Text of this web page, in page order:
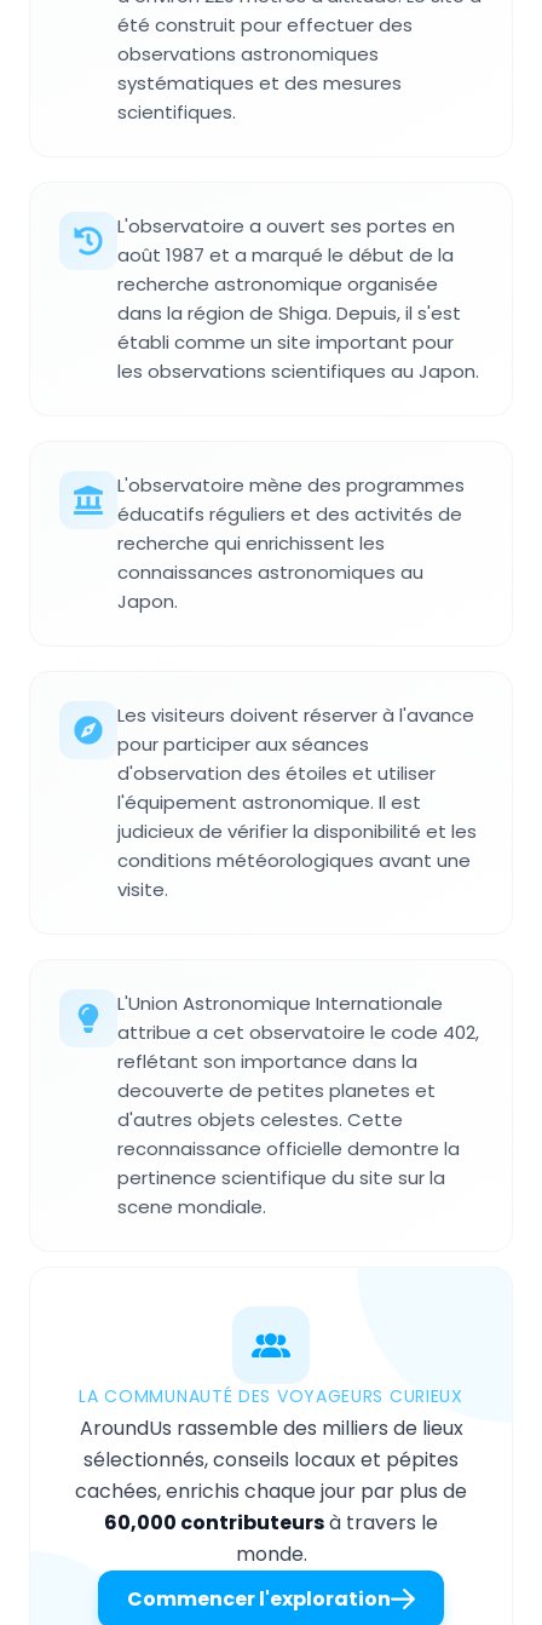
été construit pour effectuer des
observations astronomiques
systématiques et des mesures
scientifiques.
L'observatoire a ouvert ses portes en
août 1987 et a marqué le début de la
recherche astronomique organisée
dans la région de Shiga. Depuis, il s'est
établi comme un site important pour
les observations scientifiques au Japon.
L'observatoire mène des programmes
éducatifs réguliers et des activités de
recherche qui enrichissent les
connaissances astronomiques au
Japon.
Les visiteurs doivent réserver à l'avance
pour participer aux séances
d'observation des étoiles et utiliser
l'équipement astronomique. Il est
judicieux de vérifier la disponibilité et les
conditions météorologiques avant une
visite.
L'Union Astronomique Internationale
attribue a cet observatoire le code 402,
reflétant son importance dans la
decouverte de petites planetes et
d'autres objets celestes. Cette
reconnaissance officielle demontre la
pertinence scientifique du site sur la
scene mondiale.
LA COMMUNAUTÉ DES VOYAGEURS CURIEUX
AroundUs rassemble des milliers de lieux
sélectionnés, conseils locaux et pépites
cachées, enrichis chaque jour par plus de
60,000 contributeursà travers le
monde.
Commencer l'exploration